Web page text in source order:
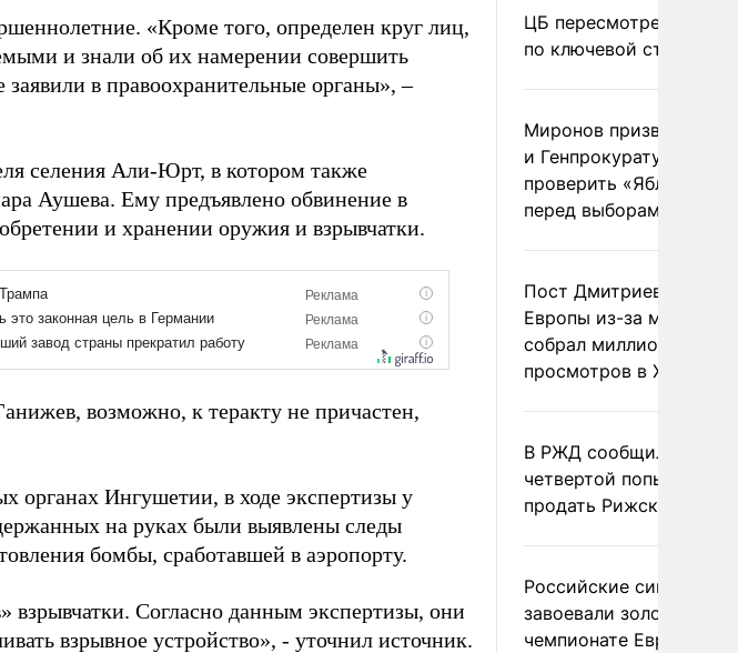
«Кроме того, определен круг лиц,
и знали об их намерении совершить
заявили в правоохранительные органы»,–
селения Али-Юрт, в котором также
Аушева. Ему предъявлено обвинение в
и хранении оружия и взрывчатки.
возможно, к теракту не причастен,
органах Ингушетии, в ходе экспертизы у
на руках были выявлены следы
бомбы, сработавшей в аэропорту.
Согласно данным экспертизы, они
взрывное устройство», - уточнил источник.
ЦБ пересмотрел
по ключевой ставке
Миронов призвал
и Генпрокуратуру
проверить «Яблоко»
перед выборами
Пост Дмитриева о
Европы из-за
собрал миллион
просмотров в X
В РЖД сообщили о
четвертой попытке
продать Рижский
Российские
завоевали золото на
чемпионате Европы